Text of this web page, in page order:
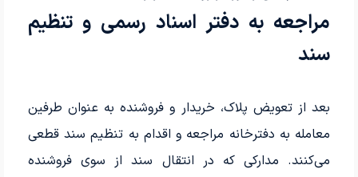
مراجعه به دفتر اسناد رسمی و تنظیم
سند
بعد از تعویض پلاک، خریدار و فروشنده به عنوان طرفین
معامله به دفتر‌خانه مراجعه و اقدام به تنظیم سند قطعی
می‌کنند. مدارکی که در انتقال سند از سوی فروشنده